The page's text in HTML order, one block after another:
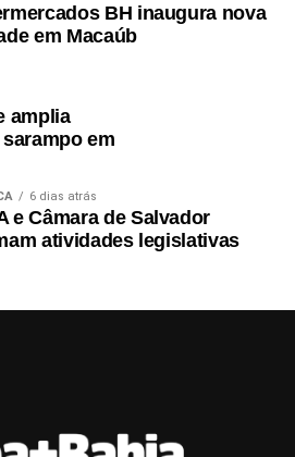
BH inaugura nova
em Macaúb
amplia
em
6 dias atrás
e Câmara de Salvador
atividades legislativas